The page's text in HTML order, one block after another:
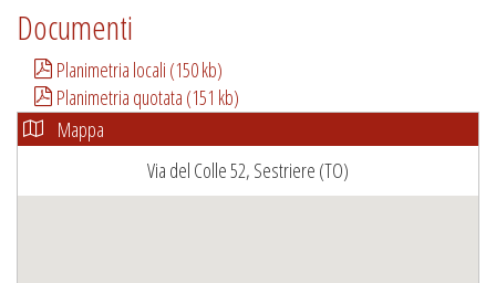
Documenti
Planimetria locali (150 kb)
Planimetria quotata (151 kb)
Mappa
Via del Colle 52, Sestriere (TO)